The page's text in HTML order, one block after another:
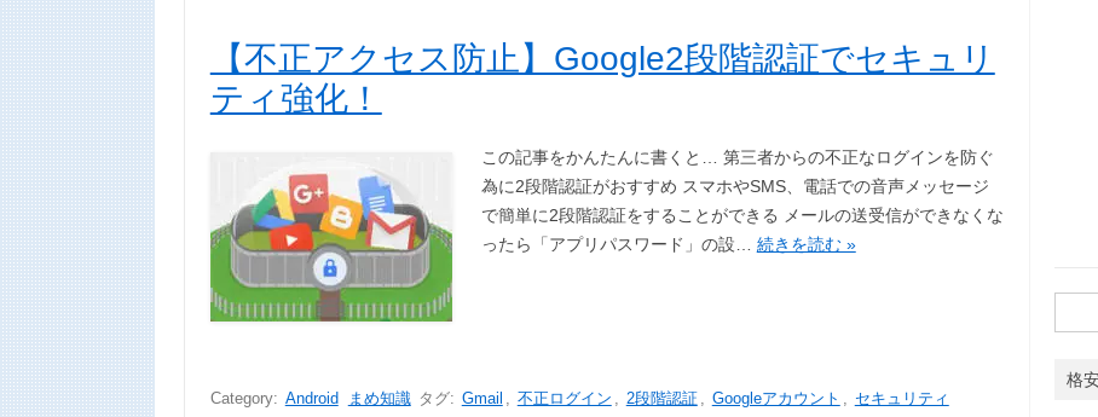
【不正アクセス防止】Google2段階認証でセキュリ
ティ強化！
この記事をかんたんに書くと… 第三者からの不正なログインを防ぐ
為に2段階認証がおすすめ スマホやSMS、電話での音声メッセージ
で簡単に2段階認証をすることができる メールの送受信ができなくな
ったら「アプリパスワード」の設… 続きを読む »
Category: Android まめ知識 タグ: Gmail , 不正ログイン , 2段階認証 , Googleアカウント , セキュリティ
索:
格